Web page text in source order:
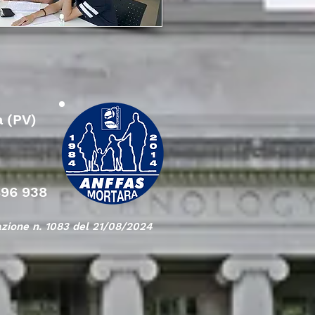
(PV)
938
n. 1083 del 21/08/2024